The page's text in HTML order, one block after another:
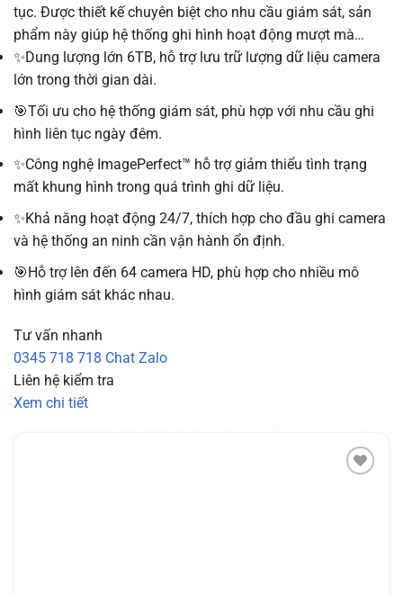
tục. Được thiết kế chuyên biệt cho nhu cầu giám sát, sản
phẩm này giúp hệ thống ghi hình hoạt động mượt mà…
✨Dung lượng lớn 6TB, hỗ trợ lưu trữ lượng dữ liệu camera
lớn trong thời gian dài.
🎯Tối ưu cho hệ thống giám sát, phù hợp với nhu cầu ghi
hình liên tục ngày đêm.
✨Công nghệ ImagePerfect™ hỗ trợ giảm thiểu tình trạng
mất khung hình trong quá trình ghi dữ liệu.
✨Khả năng hoạt động 24/7, thích hợp cho đầu ghi camera
và hệ thống an ninh cần vận hành ổn định.
🎯Hỗ trợ lên đến 64 camera HD, phù hợp cho nhiều mô
hình giám sát khác nhau.
Tư vấn nhanh
0345 718 718 Chat Zalo
Liên hệ kiểm tra
Xem chi tiết